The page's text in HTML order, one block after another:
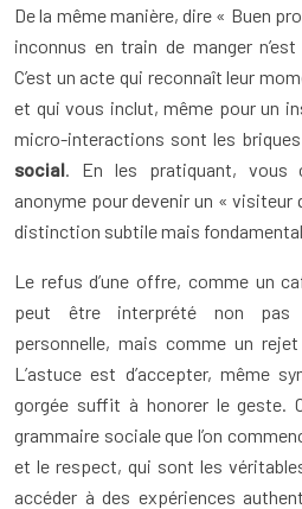
De la même manière, dire « Buen
inconnus en train de manger
C’est un acte qui reconnaît leur
et qui vous inclut, même pour un
micro-interactions sont les
social. En les pratiquant, vous
anonyme pour devenir un « visiteur
distinction subtile mais
Le refus d’une offre, comme un
peut être interprété non pas
personnelle, mais comme un
L’astuce est d’accepter, même
gorgée suffit à honorer le geste.
grammaire sociale que l’on
et le respect, qui sont les
accéder à des expériences